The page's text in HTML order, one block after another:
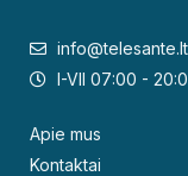
info@telesante.lt
I-VII 07:00 -
Apie mus
Kontaktai